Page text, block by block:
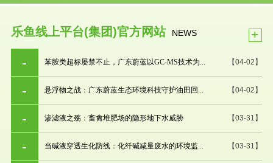
乐鱼线上平台(集团)官方网站 NEWS +
【04-02】
苯胺类超标屡禁不止，广东蔚蓝以GC-MS技术为...
【04-02】
悬浮物之战：广东蔚蓝生态环境科技守护油田回...
【03-31】
渗滤液之殇：畜禽堆肥场的隐形地下水威胁
【03-31】
当碱液穿透生化防线：化纤碱减量废水的环境监...